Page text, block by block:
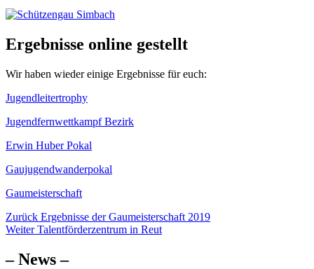
Ergebnisse online gestellt
Wir haben wieder einige Ergebnisse für euch:
Jugendleitertrophy
Jugendfernwettkampf Bezirk
Erwin Huber Pokal
Gaujugendwanderpokal
Gaumeisterschaft
Beitragsnavigation
Zurück Vorheriger
Beitrag:
Ergebnisse der Gaumeisterschaft 2019
Weiter Nächster
Talentförderzentrum in Reut
– News –